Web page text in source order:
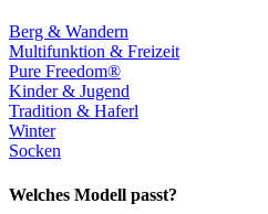
Berg & Wandern
Multifunktion & Freizeit
Pure Freedom®
Kinder & Jugend
Tradition & Haferl
Winter
Socken
Welches Modell passt?